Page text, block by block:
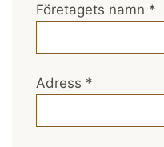
Företagets namn *
Adress *